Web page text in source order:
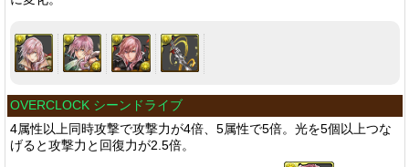
OVERCLOCK シーンドライブ
4属性以上同時攻撃で攻撃力が4倍、5属性で5倍。光を5個以上つな
げると攻撃力と回復力が2.5倍。